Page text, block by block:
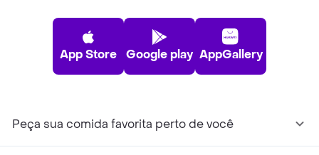
App Store Google play AppGallery
Peça sua comida favorita perto de você